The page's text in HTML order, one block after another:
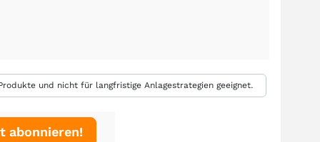
und nicht für langfristige Anlagestrategien geeignet.
abonnieren!